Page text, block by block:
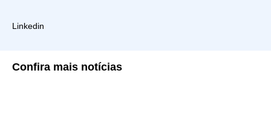
Linkedin
Confira mais notícias